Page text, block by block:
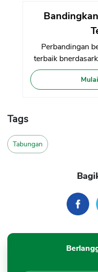
Perbandingan
terbaik
Tags
Tabungan